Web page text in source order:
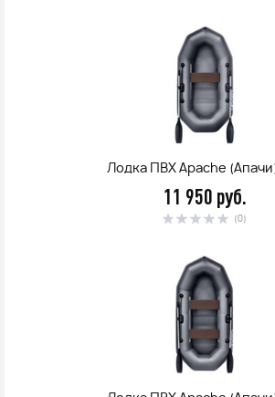
Лодка ПВХ Apache
11 950 руб.
(0)